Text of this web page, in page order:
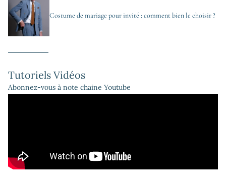
Costume de mariage pour invité : comment bien le choisir ?
Tutoriels Vidéos
Abonnez-vous à note chaine Youtube